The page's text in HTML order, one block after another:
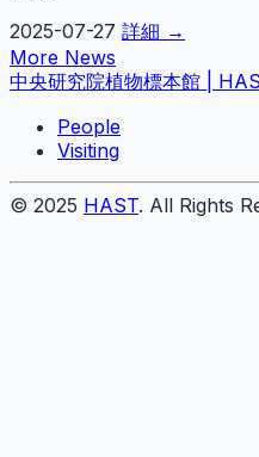
2025-07-27 詳細 →
More News
中央研究院植物標本館 |
People
Visiting
© 2025 HAST. All Rights